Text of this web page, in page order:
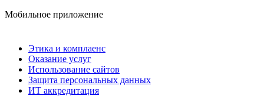
Мобильное приложение
Этика и комплаенс
Оказание услуг
Использование сайтов
Защита персональных данных
ИТ аккредитация